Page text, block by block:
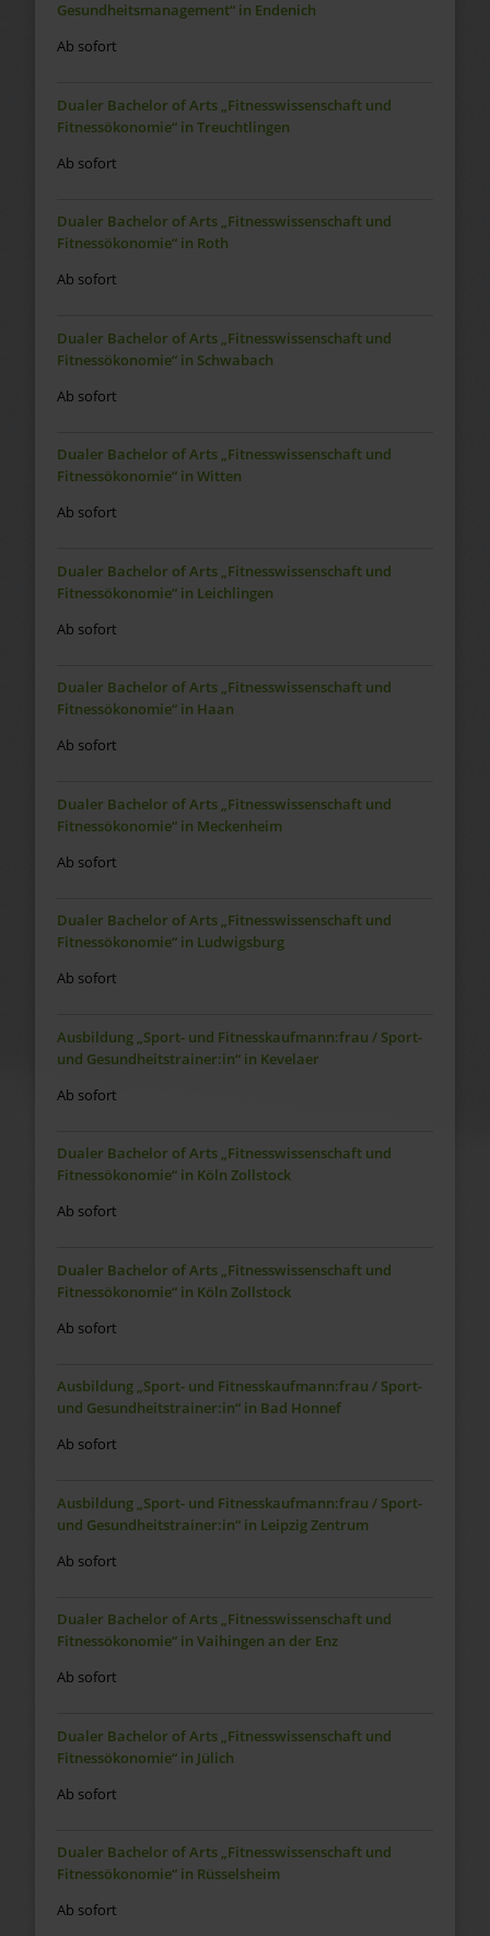
Gesundheitsmanagement“ in Endenich
Ab sofort
Dualer Bachelor of Arts „Fitnesswissenschaft und
Fitnessökonomie“ in Treuchtlingen
Ab sofort
Dualer Bachelor of Arts „Fitnesswissenschaft und
Fitnessökonomie“ in Roth
Ab sofort
Dualer Bachelor of Arts „Fitnesswissenschaft und
Fitnessökonomie“ in Schwabach
Ab sofort
Dualer Bachelor of Arts „Fitnesswissenschaft und
Fitnessökonomie“ in Witten
Ab sofort
Dualer Bachelor of Arts „Fitnesswissenschaft und
Fitnessökonomie“ in Leichlingen
Ab sofort
Dualer Bachelor of Arts „Fitnesswissenschaft und
Fitnessökonomie“ in Haan
Ab sofort
Dualer Bachelor of Arts „Fitnesswissenschaft und
Fitnessökonomie“ in Meckenheim
Ab sofort
Dualer Bachelor of Arts „Fitnesswissenschaft und
Fitnessökonomie“ in Ludwigsburg
Ab sofort
Ausbildung „Sport- und Fitnesskaufmann:frau / Sport-
und Gesundheitstrainer:in“ in Kevelaer
Ab sofort
Dualer Bachelor of Arts „Fitnesswissenschaft und
Fitnessökonomie“ in Köln Zollstock
Ab sofort
Dualer Bachelor of Arts „Fitnesswissenschaft und
Fitnessökonomie“ in Köln Zollstock
Ab sofort
Ausbildung „Sport- und Fitnesskaufmann:frau / Sport-
und Gesundheitstrainer:in“ in Bad Honnef
Ab sofort
Ausbildung „Sport- und Fitnesskaufmann:frau / Sport-
und Gesundheitstrainer:in“ in Leipzig Zentrum
Ab sofort
Dualer Bachelor of Arts „Fitnesswissenschaft und
Fitnessökonomie“ in Vaihingen an der Enz
Ab sofort
Dualer Bachelor of Arts „Fitnesswissenschaft und
Fitnessökonomie“ in Jülich
Ab sofort
Dualer Bachelor of Arts „Fitnesswissenschaft und
Fitnessökonomie“ in Rüsselsheim
Ab sofort